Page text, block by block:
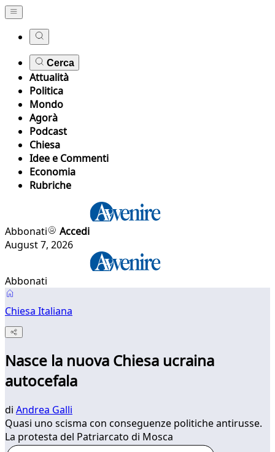
Cerca
Attualità
Politica
Mondo
Agorà
Podcast
Chiesa
Idee e Commenti
Economia
Rubriche
Abbonati
Accedi
August 7, 2026
Abbonati
Chiesa Italiana
Nasce la nuova Chiesa ucraina
autocefala
di Andrea Galli
Quasi uno scisma con conseguenze politiche antirusse.
La protesta del Patriarcato di Mosca